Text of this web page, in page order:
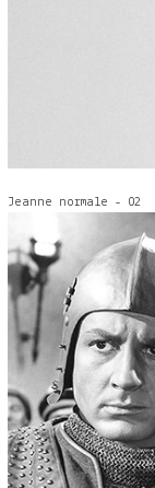
Jeanne normale - 02